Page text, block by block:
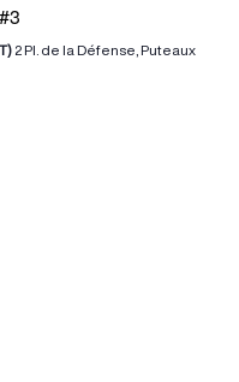
2 Pl. de la Défense, Puteaux